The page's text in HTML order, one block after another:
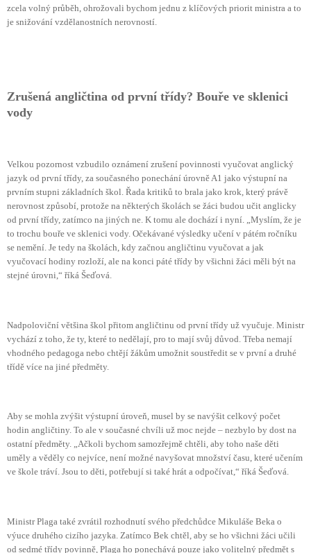
zcela volný průběh, ohrožovali bychom jednu z klíčových priorit ministra a to
je snižování vzdělanostních nerovností.
Zrušená angličtina od první třídy? Bouře ve sklenici
vody
Velkou pozornost vzbudilo oznámení zrušení povinnosti vyučovat anglický
jazyk od první třídy, za současného ponechání úrovně A1 jako výstupní na
prvním stupni základních škol. Řada kritiků to brala jako krok, který právě
nerovnost způsobí, protože na některých školách se žáci budou učit anglicky
od první třídy, zatímco na jiných ne. K tomu ale dochází i nyní. „Myslím, že je
to trochu bouře ve sklenici vody. Očekávané výsledky učení v pátém ročníku
se nemění. Je tedy na školách, kdy začnou angličtinu vyučovat a jak
vyučovací hodiny rozloží, ale na konci páté třídy by všichni žáci měli být na
stejné úrovni,“ říká Šeďová.
Nadpoloviční většina škol přitom angličtinu od první třídy už vyučuje. Ministr
vychází z toho, že ty, které to nedělají, pro to mají svůj důvod. Třeba nemají
vhodného pedagoga nebo chtějí žákům umožnit soustředit se v první a druhé
třídě více na jiné předměty.
Aby se mohla zvýšit výstupní úroveň, musel by se navýšit celkový počet
hodin angličtiny. To ale v současné chvíli už moc nejde – nezbylo by dost na
ostatní předměty. „Ačkoli bychom samozřejmě chtěli, aby toho naše děti
uměly a věděly co nejvíce, není možné navyšovat množství času, které učením
ve škole tráví. Jsou to děti, potřebují si také hrát a odpočívat,“ říká Šeďová.
Ministr Plaga také zvrátil rozhodnutí svého předchůdce Mikuláše Beka o
výuce druhého cizího jazyka. Zatímco Bek chtěl, aby se ho všichni žáci učili
od sedmé třídy povinně, Plaga ho ponechává pouze jako volitelný předmět s